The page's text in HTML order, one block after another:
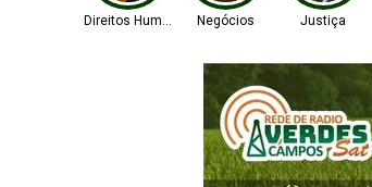
Direitos Humanos Negócios Justiça